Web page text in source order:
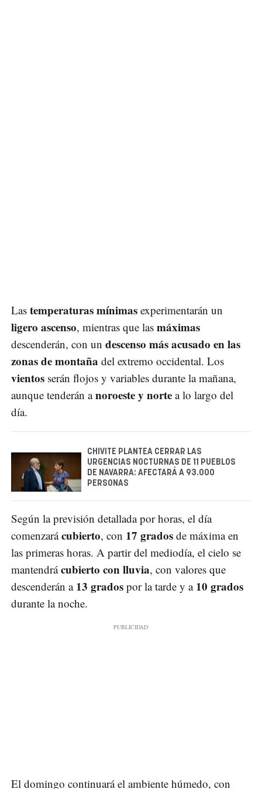
Las temperaturas mínimas experimentarán un
ligero ascenso, mientras que las máximas
descenderán, con un descenso más acusado en las
zonas de montaña del extremo occidental. Los
vientos serán flojos y variables durante la mañana,
aunque tenderán anoroeste y norte a lo largo del
día.
CHIVITE PLANTEA CERRAR LAS
URGENCIAS NOCTURNAS DE 11 PUEBLOS
DE NAVARRA: AFECTARÁ A 93.000
PERSONAS
Según la previsión detallada por horas, el día
comenzarácubierto, con 17 grados de máxima en
las primeras horas. A partir del mediodía, el cielo se
mantendrácubierto con lluvia, con valores que
descenderán a 13 grados por la tarde y a 10 grados
durante la noche.
El domingo continuará el ambiente húmedo, con